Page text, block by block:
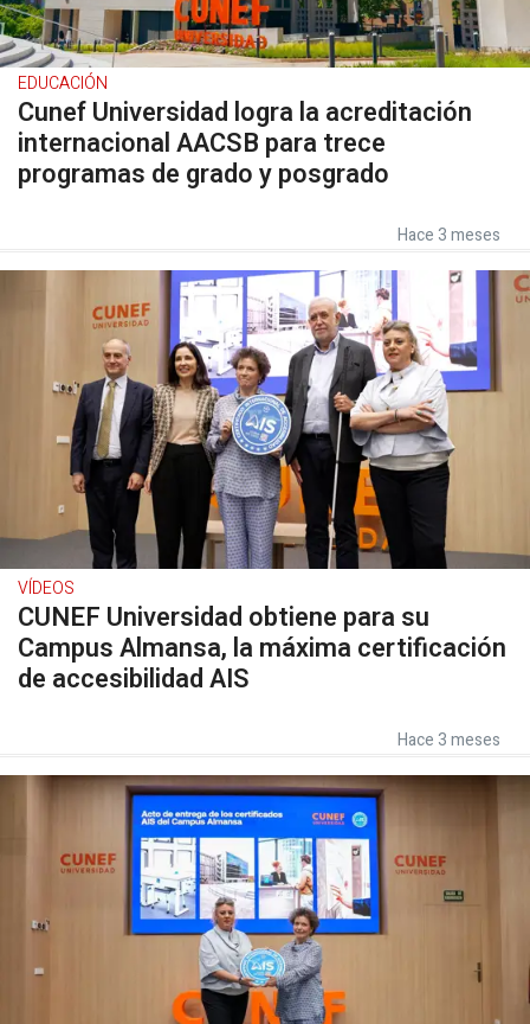
EDUCACIÓN
Cunef Universidad logra la acreditación
internacional AACSB para trece
programas de grado y posgrado
Hace 3 meses
VÍDEOS
CUNEF Universidad obtiene para su
Campus Almansa, la máxima certificación
de accesibilidad AIS
Hace 3 meses